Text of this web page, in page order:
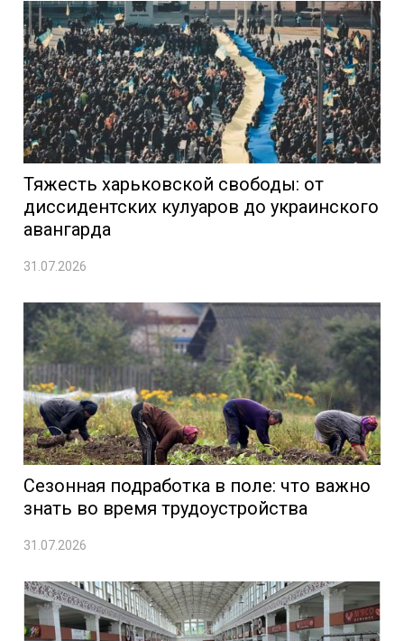
Тяжесть харьковской свободы: от
диссидентских кулуаров до украинского
авангарда
31.07.2026
Сезонная подработка в поле: что важно
знать во время трудоустройства
31.07.2026